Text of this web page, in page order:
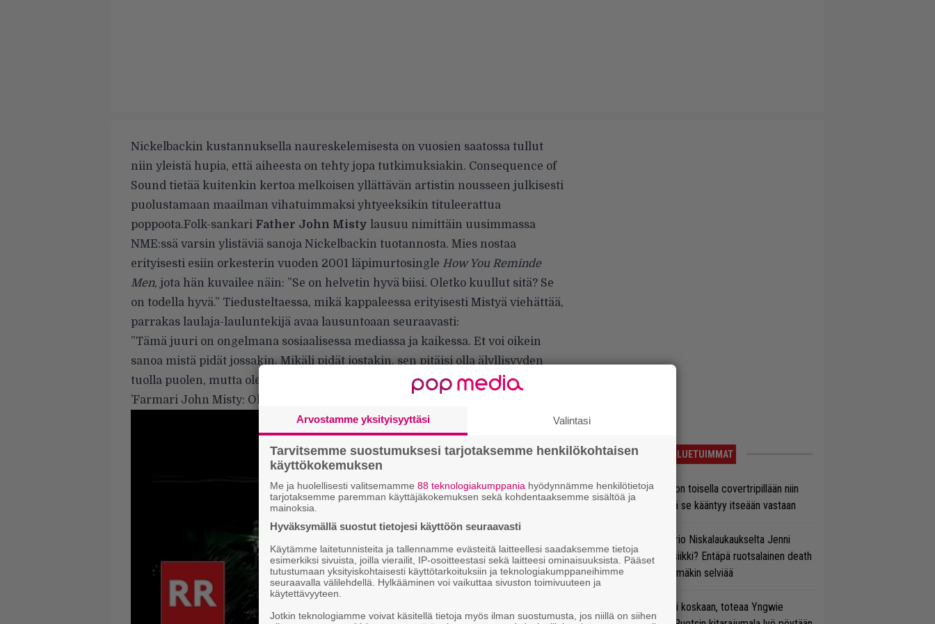
Nickelbackin kustannuksella naureskelemisesta on vuosien saatossa tullut
niin yleistä hupia, että aiheesta on tehty jopa tutkimuksiakin. Consequence of
Sound tietää kuitenkin kertoa melkoisen yllättävän artistin nousseen julkisesti
puolustamaan maailman vihatuimmaksi yhtyeeksikin tituleerattua
poppoota.Folk-sankari Father John Misty lausuu nimittäin uusimmassa
NME:ssä varsin ylistäviä sanoja Nickelbackin tuotannosta. Mies nostaa
erityisesti esiin orkesterin vuoden 2001 läpimurtosingle How You Reminde
Men, jota hän kuvailee näin: ”Se on helvetin hyvä biisi. Oletko kuullut sitä? Se
on todella hyvä.” Tiedusteltaessa, mikä kappaleessa erityisesti Mistyä viehättää,
parrakas laulaja-lauluntekijä avaa lausuntoaan seuraavasti:
”Tämä juuri on ongelmana sosiaalisessa mediassa ja kaikessa. Et voi oikein
sanoa mistä pidät jossakin. Mikäli pidät jostakin, sen pitäisi olla älyllisyyden
tuolla puolen, mutta olen Nickelbackin tukena. Haluan tehdä sen tiettäväksi.
’Farmari John Misty: Olen Nickelbackin tukena.'”
LUETUIMMAT
Arvio: Saimaa on toisella covertripillään niin
suvereeni, että se kääntyy itseään vastaan
Miten taipuu Trio Niskalaukaukselta Jenni
Vartiaisen musiikki? Entäpä ruotsalainen death
metal? Pian tämäkin selviää
Se on nyt tai ei koskaan, toteaa Yngwie
Arvostamme yksityisyyttäsi Valintasi
Tarvitsemme suostumuksesi tarjotaksemme henkilökohtaisen
käyttökokemuksen
Me ja huolellisesti valitsemamme 88 teknologiakumppania hyödynnämme henkilötietoja
tarjotaksemme paremman käyttäjäkokemuksen sekä kohdentaaksemme sisältöä ja
mainoksia.
Hyväksymällä suostut tietojesi käyttöön seuraavasti
Käytämme laitetunnisteita ja tallennamme evästeitä laitteellesi saadaksemme tietoja
esimerkiksi sivuista, joilla vierailit, IP-osoitteestasi sekä laitteesi ominaisuuksista. Pääset
tutustumaan yksityiskohtaisesti käyttötarkoituksiin ja teknologiakumppaneihimme
seuraavalla välilehdellä. Hylkääminen voi vaikuttaa sivuston toimivuuteen ja
käytettävyyteen.
Jotkin teknologiamme voivat käsitellä tietoja myös ilman suostumusta, jos niillä on siihen